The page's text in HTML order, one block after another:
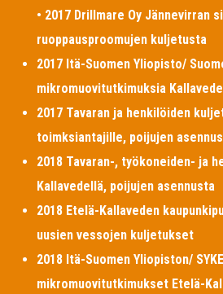
• 2017 Drillmare Oy Jännevirran
ruoppausproomujen kuljetusta
2017 Itä-Suomen Yliopisto/
mikromuovitutkimuksia
2017 Tavaran ja henkilöiden
toimksiantajille, poijujen
2018 Tavaran-, työkoneiden- ja
Kallavedellä, poijujen asennusta
2018 Etelä-Kallaveden
uusien vessojen kuljetukset
2018 Itä-Suomen Yliopiston/
mikromuovitutkimukset Etelä-